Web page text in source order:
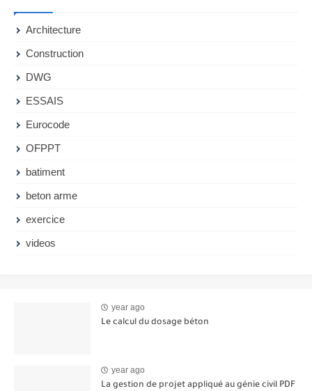
Architecture
Construction
DWG
ESSAIS
Eurocode
OFPPT
batiment
beton arme
exercice
videos
year ago
Le calcul du dosage béton
year ago
La gestion de projet appliqué au génie civil PDF